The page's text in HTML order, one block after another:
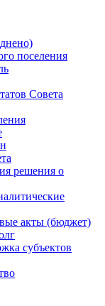
поселения
Совета
решения о
акты (бюджет)
субъектов